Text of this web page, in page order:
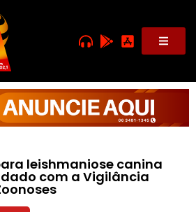
leishmaniose canina
com a Vigilância